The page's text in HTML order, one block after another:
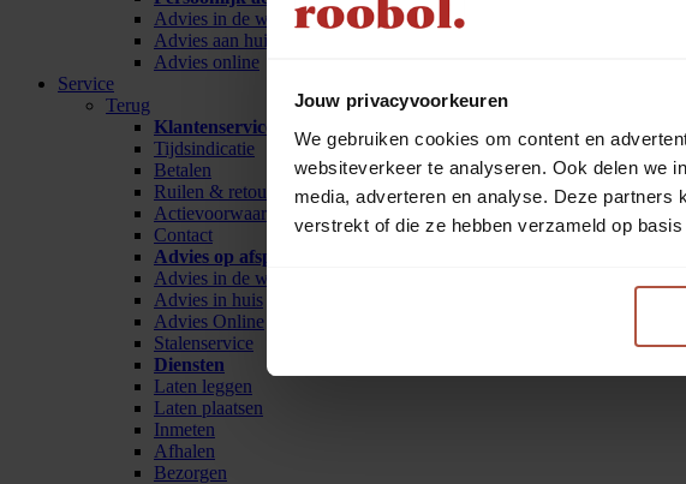
Jouw privacyvoorkeuren
We gebruiken cookies om content en
websiteverkeer te analyseren. Ook delen we
media, adverteren en analyse. Deze partners
verstrekt of die ze hebben verzameld op
Advies in de winkel
Advies aan huis
Advies online
Service
Terug
Klantenservice
Tijdsindicatie
Betalen
Ruilen & retour
Actievoorwaarden
Contact
Advies op afspraak
Advies in de winkel
Advies in huis
Advies Online
Stalenservice
Diensten
Laten leggen
Laten plaatsen
Inmeten
Afhalen
Bezorgen